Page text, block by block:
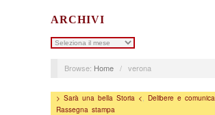
ARCHIVI
Archivi
Browse: Home / verona
> Sarà una bella Storia < Delibere e
Rassegna stampa